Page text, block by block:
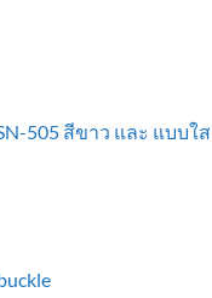
505 สีขาว และ แบบใส